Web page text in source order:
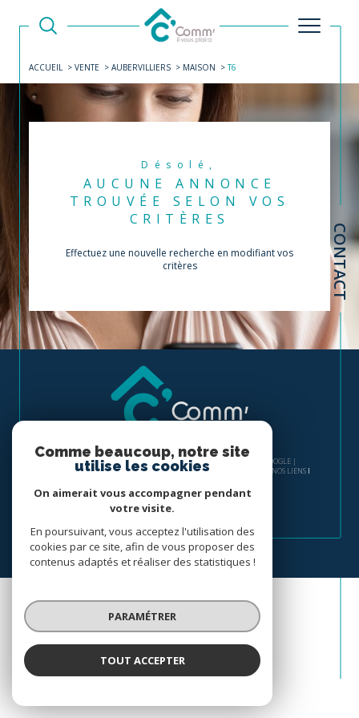
CONTACT
ACCUEIL VENTE AUBERVILLIERS MAISON T6
Désolé,
AUCUNE ANNONCE
TROUVÉE SELON VOS
CRITÈRES
Effectuez une nouvelle recherche en modifiant vos
critères
© 2026 | TOUS DROITS RÉSERVÉS | TRADUCTION POWERED BY GOOGLE |
NOS HONORAIRES
PLAN DU SITE MENTIONS LÉGALES
NOS LIENS
Comme beaucoup, notre site
utilise les cookies
On aimerait vous accompagner pendant
votre visite.
En poursuivant, vous acceptez l'utilisation des
cookies par ce site, afin de vous proposer des
contenus adaptés et réaliser des statistiques !
PARAMÉTRER
TOUT ACCEPTER